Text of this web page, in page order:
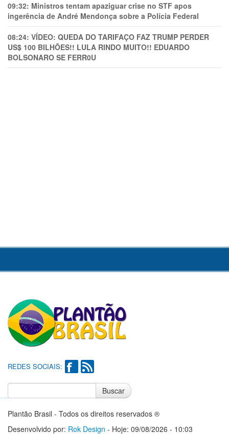
09:32: Ministros tentam apaziguar crise no STF apos
ingerência de André Mendonça sobre a Polícia Federal
08:24: VÍDEO: QUEDA DO TARIFAÇO FAZ TRUMP PERDER
US$ 100 BILHÕES!! LULA RINDO MUITO!! EDUARDO
BOLSONARO SE FERR0U
REDES SOCIAIS:
Buscar
Plantão Brasil - Todos os direitos reservados ®
Desenvolvido por: Rok Design - Hoje: 09/08/2026 - 10:03